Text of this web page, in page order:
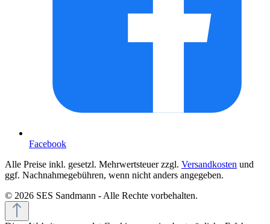
Facebook
Alle Preise inkl. gesetzl. Mehrwertsteuer zzgl. Versandkosten und
ggf. Nachnahmegebühren, wenn nicht anders angegeben.
© 2026 SES Sandmann - Alle Rechte vorbehalten.